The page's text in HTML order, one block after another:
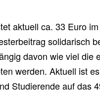
aktuell ca. 33 Euro
solidarisch
davon wie viel
werden. Aktuell ist
Studierende auf das